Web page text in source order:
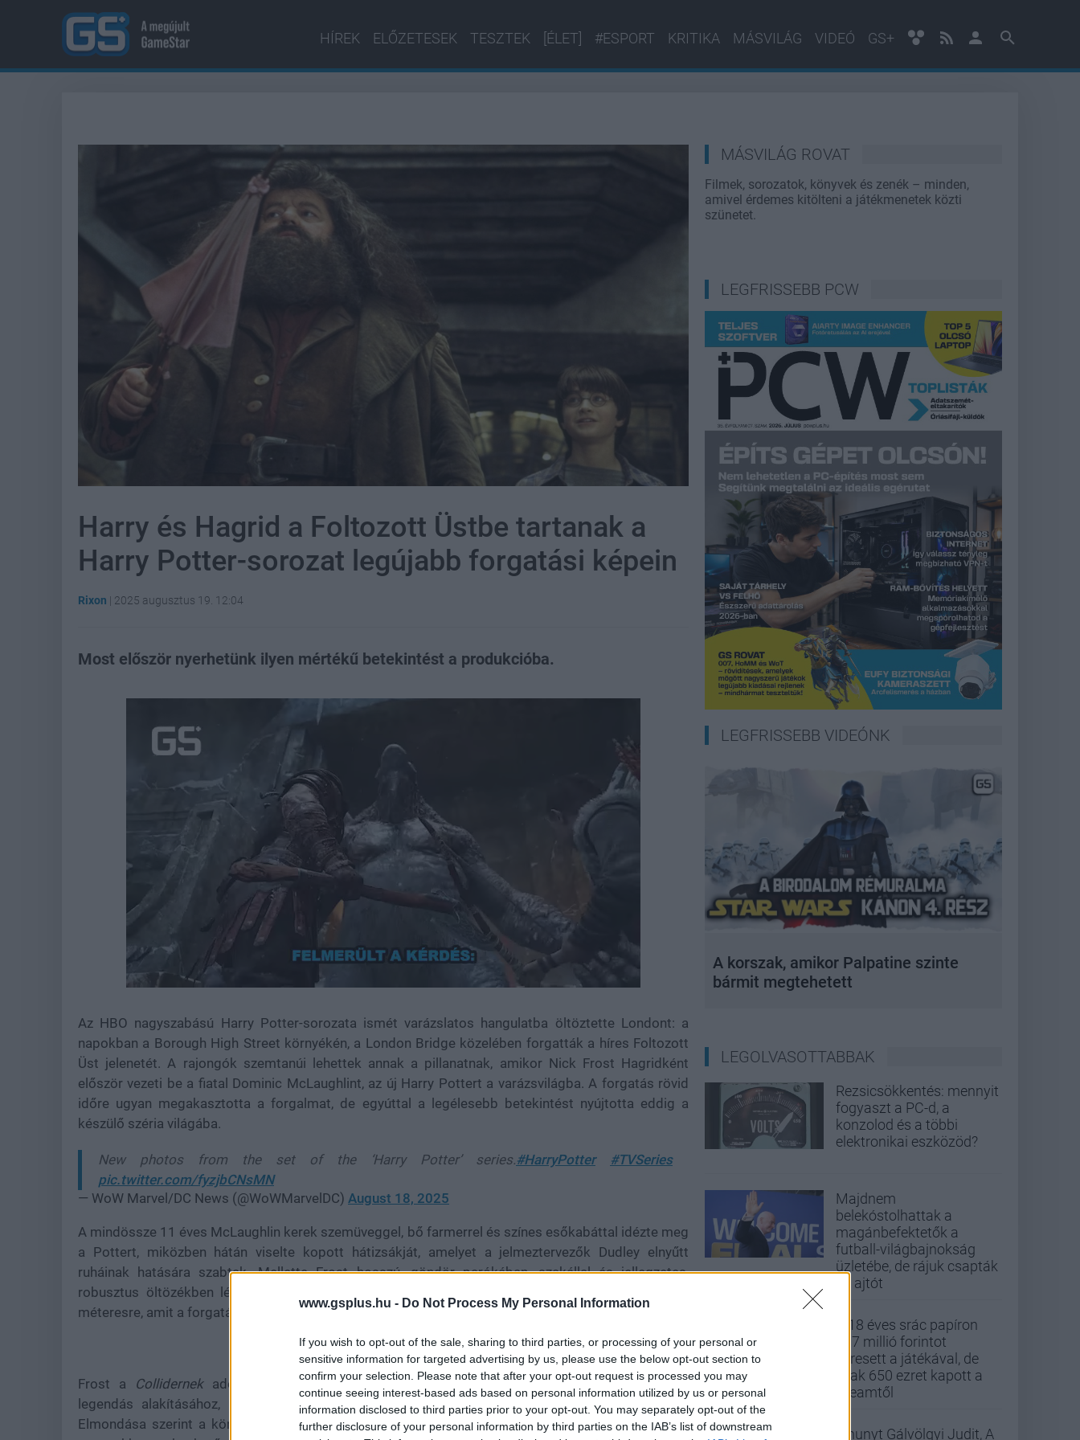
www.gsplus.hu - Do Not Process My Personal Information
If you wish to opt-out of the sale, sharing to third parties, or processing of your personal or
sensitive information for targeted advertising by us, please use the below opt-out section to
confirm your selection. Please note that after your opt-out request is processed you may
continue seeing interest-based ads based on personal information utilized by us or personal
information disclosed to third parties prior to your opt-out. You may separately opt-out of the
further disclosure of your personal information by third parties on the IAB’s list of downstream
HÍREK ELŐZETESEK TESZTEK [ÉLET] #ESPORT KRITIKA MÁSVILÁG VIDEÓ GS+
Harry és Hagrid a Foltozott Üstbe tartanak a
Harry Potter-sorozat legújabb forgatási képein
Rixon | 2025 augusztus 19. 12:04
Most először nyerhetünk ilyen mértékű betekintést a produkcióba.
Unmute
21.86%
Az HBO nagyszabású Harry Potter-sorozata ismét varázslatos hangulatba öltöztette Londont: a
napokban a Borough High Street környékén, a London Bridge közelében forgatták a híres Foltozott
Üst jelenetét. A rajongók szemtanúi lehettek annak a pillanatnak, amikor Nick Frost Hagridként
először vezeti be a fiatal Dominic McLaughlint, az új Harry Pottert a varázsvilágba. A forgatás rövid
időre ugyan megakasztotta a forgalmat, de egyúttal a legélesebb betekintést nyújtotta eddig a
készülő széria világába.
New photos from the set of the ‘Harry Potter’ series.#HarryPotter
#TVSeries
pic.twitter.com/fyzjbCNsMN
— WoW Marvel/DC News (@WoWMarvelDC) August 18, 2025
A mindössze 11 éves McLaughlin kerek szemüveggel, bő farmerrel és színes esőkabáttal idézte meg
a Pottert, miközben hátán viselte kopott hátizsákját, amelyet a jelmeztervezők Dudley elnyűtt
ruháinak hatására szabtak. Mellette Frost hosszú, göndör parókában, szakállal és jellegzetes,
robusztus öltözékben lépett Hagrid szerepébe. A színészt digitális trükkökkel növelik majd 3,5
méteresre, amit a forgatás közben használt arcfelismerő pontok is jeleztek.
Frost a Collidernekadott interjújában hangsúlyozta, hogy tisztelettel közelít Robbie Coltrane
legendás alakításához, ugyanakkor saját árnyalatokkal szeretné gazdagítani Hagrid karakterét.
Elmondása szerint a könyvekhez hű sorozat lehetőséget ad arra, hogy a félóriás kedves, játékos,
MÁSVILÁG ROVAT
Filmek, sorozatok, könyvek és zenék – minden,
amivel érdemes kitölteni a játékmenetek közti
szünetet.
LEGFRISSEBB PCW
LEGFRISSEBB VIDEÓNK
A korszak, amikor Palpatine szinte
bármit megtehetett
LEGOLVASOTTABBAK
Rezsicsökkentés: mennyit
fogyaszt a PC-d, a
konzolod és a többi
elektronikai eszközöd?
Majdnem
belekóstolhattak a
magánbefektetők a
futball-világbajnokság
üzletébe, de rájuk csapták
az ajtót
A 18 éves srác papíron
437 millió forintot
keresett a játékával, de
csak 650 ezret kapott a
Steamtől
Elhunyt Gálvölgyi Judit, A